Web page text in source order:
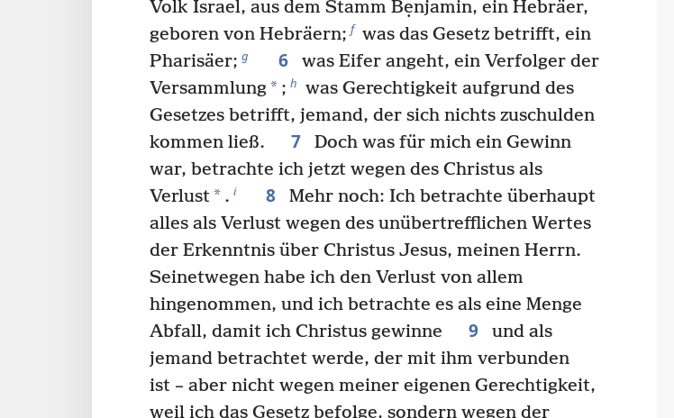
Volk Israel, aus dem Stamm Bẹnjamin, ein Hebräer,
geboren von Hebräern; f was das Gesetz betrifft, ein
Pharisäer; g 6
was Eifer angeht, ein Verfolger der
Versammlung* ; h was Gerechtigkeit aufgrund des
Gesetzes betrifft, jemand, der sich nichts zuschulden
kommen ließ.
7
Doch was für mich ein Gewinn
war, betrachte ich jetzt wegen des Christus als
Verlust* . i 8
Mehr noch: Ich betrachte überhaupt
alles als Verlust wegen des unübertrefflichen Wertes
der Erkenntnis über Christus Jesus, meinen Herrn.
Seinetwegen habe ich den Verlust von allem
hingenommen, und ich betrachte es als eine Menge
Abfall, damit ich Christus gewinne
9
und als
jemand betrachtet werde, der mit ihm verbunden
ist – aber nicht wegen meiner eigenen Gerechtigkeit,
weil ich das Gesetz befolge, sondern wegen der